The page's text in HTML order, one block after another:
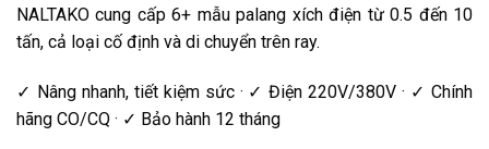
NALTAKO cung cấp 6+ mẫu palang xích điện từ 0.5 đến 10
tấn, cả loại cố định và di chuyển trên ray.
✓ Nâng nhanh, tiết kiệm sức · ✓ Điện 220V/380V · ✓ Chính
hãng CO/CQ · ✓ Bảo hành 12 tháng